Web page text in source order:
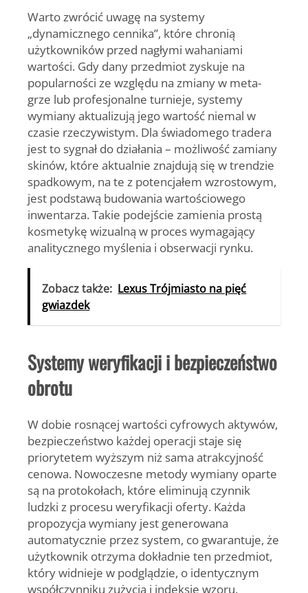
Warto zwrócić uwagę na systemy
„dynamicznego cennika”, które chronią
użytkowników przed nagłymi wahaniami
wartości. Gdy dany przedmiot zyskuje na
popularności ze względu na zmiany w meta-
grze lub profesjonalne turnieje, systemy
wymiany aktualizują jego wartość niemal w
czasie rzeczywistym. Dla świadomego tradera
jest to sygnał do działania – możliwość zamiany
skinów, które aktualnie znajdują się w trendzie
spadkowym, na te z potencjałem wzrostowym,
jest podstawą budowania wartościowego
inwentarza. Takie podejście zamienia prostą
kosmetykę wizualną w proces wymagający
analitycznego myślenia i obserwacji rynku.
Zobacz także: Lexus Trójmiasto na pięć
gwiazdek
Systemy weryfikacji i bezpieczeństwo
obrotu
W dobie rosnącej wartości cyfrowych aktywów,
bezpieczeństwo każdej operacji staje się
priorytetem wyższym niż sama atrakcyjność
cenowa. Nowoczesne metody wymiany oparte
są na protokołach, które eliminują czynnik
ludzki z procesu weryfikacji oferty. Każda
propozycja wymiany jest generowana
automatycznie przez system, co gwarantuje, że
użytkownik otrzyma dokładnie ten przedmiot,
który widnieje w podglądzie, o identycznym
współczynniku zużycia i indeksie wzoru.